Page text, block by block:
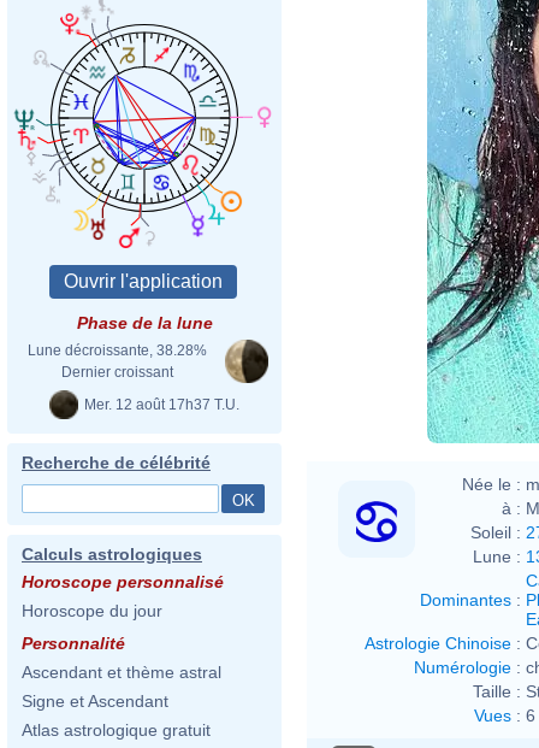
Phase de la lune
Lune décroissante, 38.28%
Dernier croissant
Mer. 12 août 17h37 T.U.
Recherche de célébrité
Calculs astrologiques
Horoscope personnalisé
Horoscope du jour
Personnalité
Ascendant et thème astral
Signe et Ascendant
Atlas astrologique gratuit
Née le :
à :
Soleil :
Lune :
Dominantes :
Astrologie Chinoise :
Numérologie :
Taille :
Vues : 6